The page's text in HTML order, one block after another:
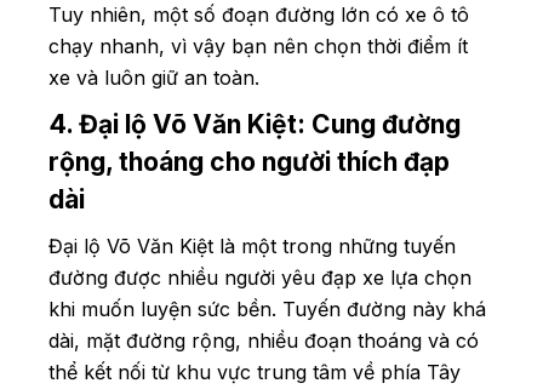
Tuy nhiên, một số đoạn đường lớn có xe ô tô
chạy nhanh, vì vậy bạn nên chọn thời điểm ít
xe và luôn giữ an toàn.
4. Đại lộ Võ Văn Kiệt: Cung đường
rộng, thoáng cho người thích đạp
dài
Đại lộ Võ Văn Kiệt là một trong những tuyến
đường được nhiều người yêu đạp xe lựa chọn
khi muốn luyện sức bền. Tuyến đường này khá
dài, mặt đường rộng, nhiều đoạn thoáng và có
thể kết nối từ khu vực trung tâm về phía Tây